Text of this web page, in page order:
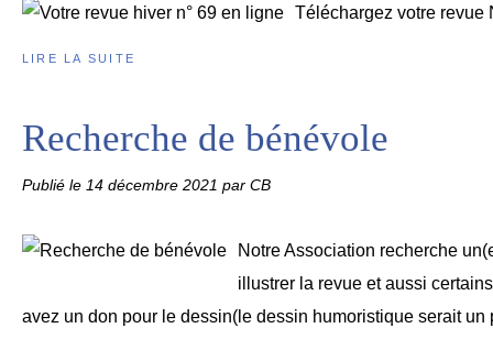
Téléchargez votre revue
LIRE LA SUITE
Recherche de bénévole
Publié le 14 décembre 2021 par CB
Notre Association recherche
illustrer la revue et aussi
avez un don pour le dessin(le dessin humoristique serait un